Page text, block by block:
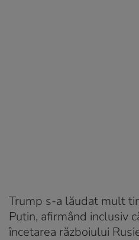
Trump s-a lăudat mult
Putin, afirmând inclusiv
încetarea războiului